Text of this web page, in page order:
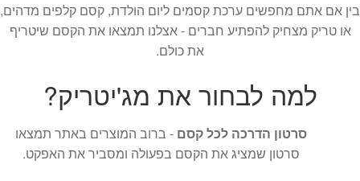
בין אם אתם מחפשים ערכת קסמים ליום הולדת, קסם קלפים מדהים,
או טריק מצחיק להפתיע חברים - אצלנו תמצאו את הקסם שיטריף
את כולם.
למה לבחור את מג'יטריק?
סרטון הדרכה לכל קסם - ברוב המוצרים באתר תמצאו
סרטון שמציג את הקסם בפעולה ומסביר את האפקט.